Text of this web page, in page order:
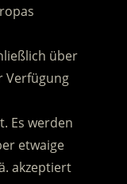
über
Verfügung
Es werden
etwaige
akzeptiert